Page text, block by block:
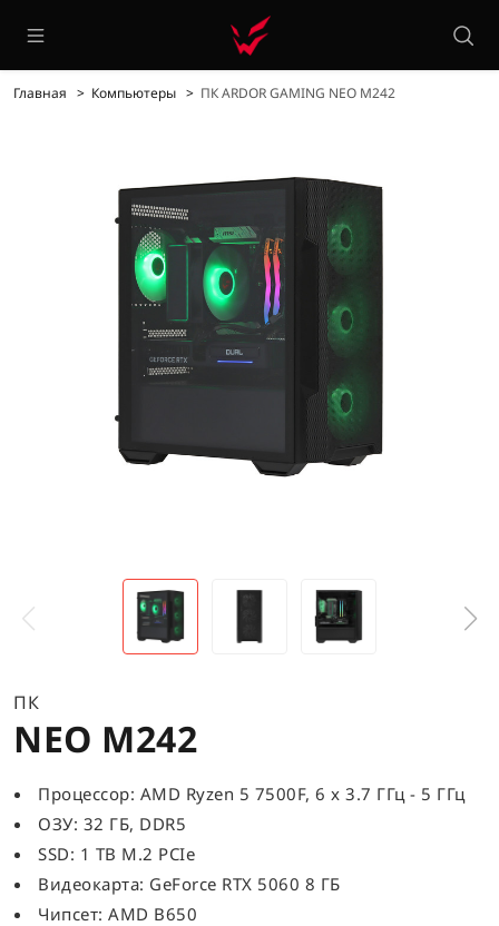
Главная Компьютеры ПК ARDOR GAMING NEO M242
ПК
NEO M242
Процессор: AMD Ryzen 5 7500F, 6 x 3.7 ГГц - 5 ГГц
ОЗУ: 32 ГБ, DDR5
SSD: 1 TB M.2 PCIe
Видеокарта: GeForce RTX 5060 8 ГБ
Чипсет: AMD B650